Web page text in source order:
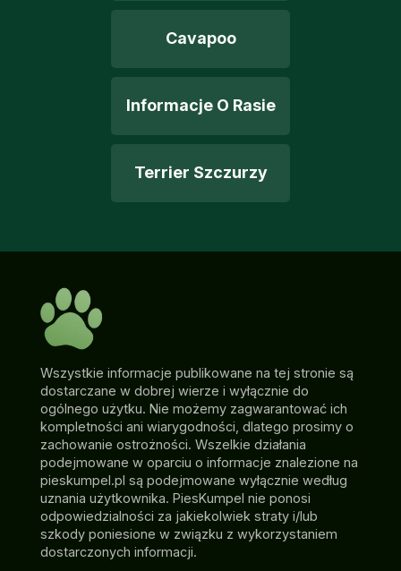
Cavapoo
Informacje O Rasie
Terrier Szczurzy
Wszystkie informacje publikowane na tej stronie są
dostarczane w dobrej wierze i wyłącznie do
ogólnego użytku. Nie możemy zagwarantować ich
kompletności ani wiarygodności, dlatego prosimy o
zachowanie ostrożności. Wszelkie działania
podejmowane w oparciu o informacje znalezione na
pieskumpel.pl są podejmowane wyłącznie według
uznania użytkownika. PiesKumpel nie ponosi
odpowiedzialności za jakiekolwiek straty i/lub
szkody poniesione w związku z wykorzystaniem
dostarczonych informacji.